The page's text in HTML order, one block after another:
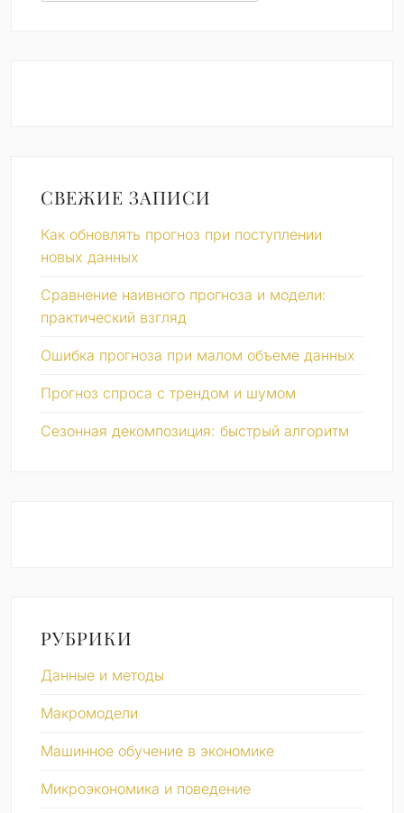
СВЕЖИЕ ЗАПИСИ
Как обновлять прогноз при поступлении
новых данных
Сравнение наивного прогноза и модели:
практический взгляд
Ошибка прогноза при малом объеме данных
Прогноз спроса с трендом и шумом
Сезонная декомпозиция: быстрый алгоритм
РУБРИКИ
Данные и методы
Макромодели
Машинное обучение в экономике
Микроэкономика и поведение